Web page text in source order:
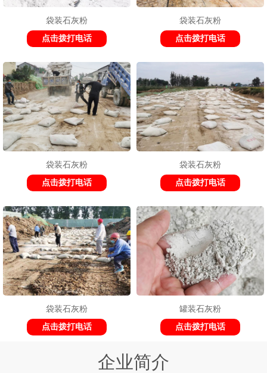
袋装石灰粉
点击拨打电话
袋装石灰粉
点击拨打电话
袋装石灰粉
点击拨打电话
袋装石灰粉
点击拨打电话
袋装石灰粉
点击拨打电话
罐装石灰粉
点击拨打电话
企业简介